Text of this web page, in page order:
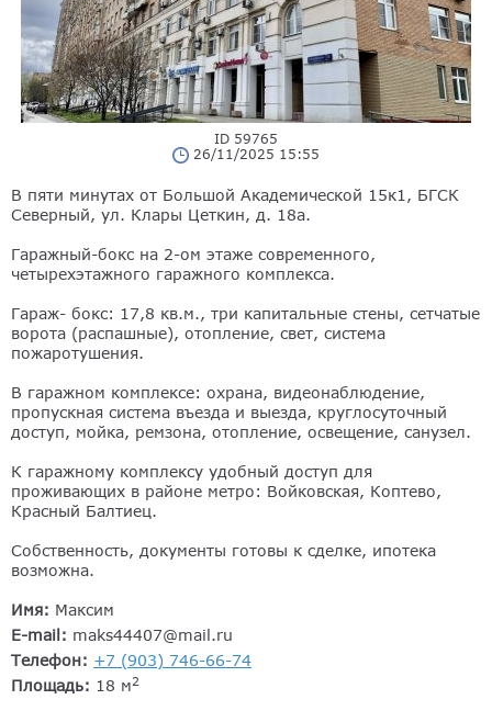
ID 59765
26/11/2025 15:55
В пяти минутах от Большой Академической 15к1, БГСК
Северный, ул. Клары Цеткин, д. 18а.
Гаражный-бокс на 2-ом этаже современного,
четырехэтажного гаражного комплекса.
Гараж- бокс: 17,8 кв.м., три капитальные стены, сетчатые
ворота (распашные), отопление, свет, система
пожаротушения.
В гаражном комплексе: охрана, видеонаблюдение,
пропускная система въезда и выезда, круглосуточный
доступ, мойка, ремзона, отопление, освещение, санузел.
К гаражному комплексу удобный доступ для
проживающих в районе метро: Войковская, Коптево,
Красный Балтиец.
Собственность, документы готовы к сделке, ипотека
возможна.
Имя: Максим
E-mail: maks44407@mail.ru
Телефон: +7 (903) 746-66-74
Площадь: 18 м2